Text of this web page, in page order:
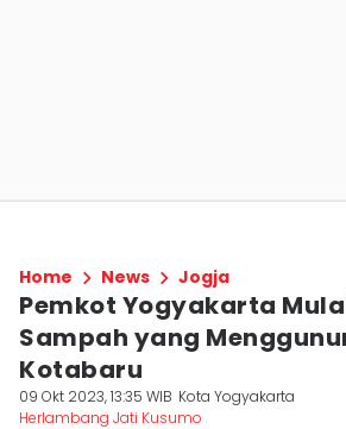
Home News Jogja
Pemkot Yogyakarta
Sampah yang
Kotabaru
09 Okt 2023, 13:35 WIB Kota Yogyakarta
Herlambang Jati Kusumo